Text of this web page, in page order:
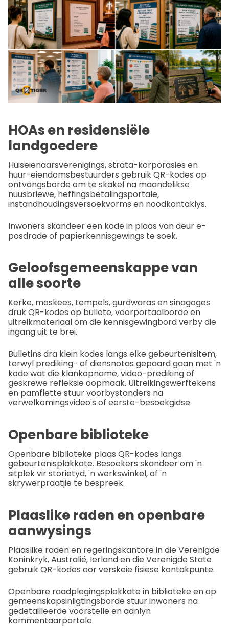
HOAs en residensiële
landgoedere
Huiseienaarsverenigings, strata-korporasies en
huur-eiendomsbestuurders gebruik QR-kodes op
ontvangsborde om te skakel na maandelikse
nuusbriewe, heffingsbetalingsportale,
instandhoudingsversoekvorms en noodkontaklys.
Inwoners skandeer een kode in plaas van deur e-
posdrade of papierkennisgewings te soek.
Geloofsgemeenskappe van
alle soorte
Kerke, moskees, tempels, gurdwaras en sinagoges
druk QR-kodes op bullete, voorportaalborde en
uitreikmateriaal om die kennisgewingbord verby die
ingang uit te brei.
Bulletins dra klein kodes langs elke gebeurtenisitem,
terwyl prediking- of diensnotas gepaard gaan met 'n
kode wat die klankopname, video-prediking of
geskrewe refleksie oopmaak. Uitreikingswerftekens
en pamflette stuur voorbystanders na
verwelkomingsvideo's of eerste-besoekgidse.
Openbare biblioteke
Openbare biblioteke plaas QR-kodes langs
gebeurtenisplakkate. Besoekers skandeer om 'n
sitplek vir storietyd, 'n werkswinkel, of 'n
skrywerpraatjie te bespreek.
Plaaslike raden en openbare
aanwysings
Plaaslike raden en regeringskantore in die Verenigde
Koninkryk, Australië, Ierland en die Verenigde State
gebruik QR-kodes oor verskeie fisiese kontakpunte.
Openbare raadplegingsplakkate in biblioteke en op
gemeenskapsinligtingsborde stuur inwoners na
gedetailleerde voorstelle en aanlyn
kommentaarportale.